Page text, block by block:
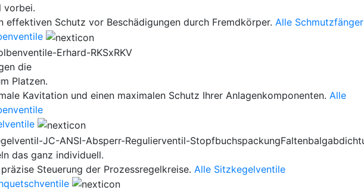
vorbei.
effektiven Schutz vor Beschädigungen durch Fremdkörper. Alle Schmutzfänger
die
Platzen.
Kavitation und einen maximalen Schutz Ihrer Anlagenkomponenten. Alle
das ganz individuell.
präzise Steuerung der Prozessregelkreise. Alle Sitzkegelventile